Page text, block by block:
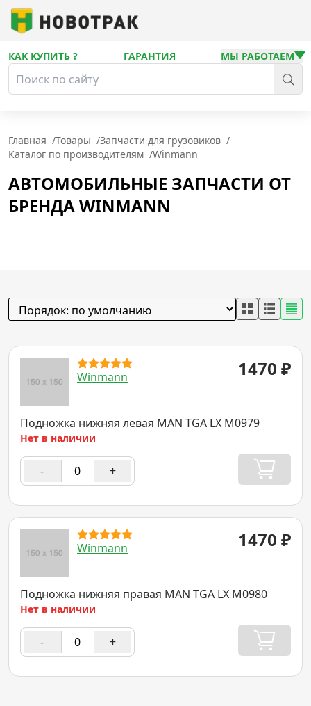
КАК КУПИТЬ ? ГАРАНТИЯ МЫ РАБОТАЕМ
Главная /Товары /Запчасти для грузовиков /
Каталог по производителям /Winmann
АВТОМОБИЛЬНЫЕ ЗАПЧАСТИ ОТ
БРЕНДА WINMANN
Winmann 1470 ₽
Подножка нижняя левая MAN TGA LX M0979
Нет в наличии
- +
Winmann 1470 ₽
Подножка нижняя правая MAN TGA LX M0980
Нет в наличии
- +